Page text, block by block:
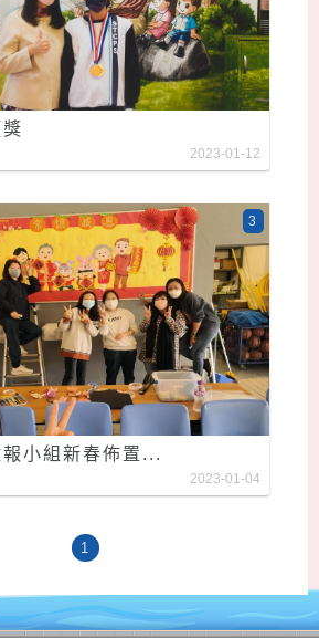
2023-01-12
小組新春佈置...
3
2023-01-04
1